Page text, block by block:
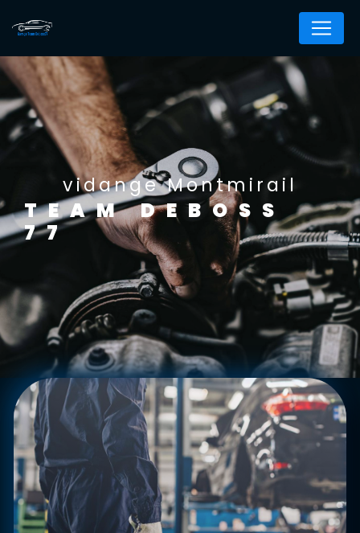
vidange Montmirail
TEAM DEBOSS
77